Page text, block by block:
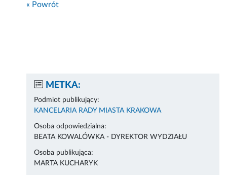
« Powrót
METKA:
Podmiot publikujący:
KANCELARIA RADY MIASTA KRAKOWA
Osoba odpowiedzialna:
BEATA KOWALÓWKA - DYREKTOR WYDZIAŁU
Osoba publikująca:
MARTA KUCHARYK